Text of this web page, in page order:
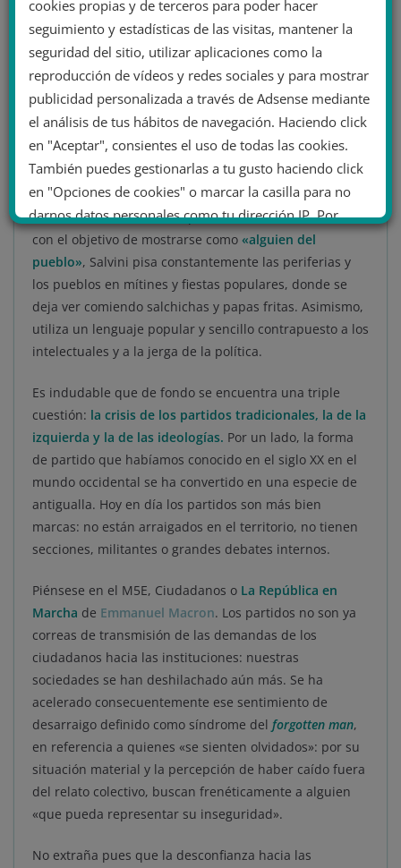
ultraderecha que se apropia de un discurso de
izquierdas para intentar ocupar el vacío dejado por los
partidos progresistas en las últimas tres décadas.
Salvini, Le Pen y también Trump hablan a los llamados
«perdedores de la globalización» y los «olvidados de la
izquierda». El caso del líder de la Liga es emblemático:
además de ser hiperactivo en la propaganda en línea
(es el político europeo con más seguidores en
Facebook), a menudo con posteos sobre su día a día
con el objetivo de mostrarse como «alguien del
pueblo», Salvini pisa constantemente las periferias y
los pueblos en mítines y fiestas populares, donde se
deja ver comiendo salchichas y papas fritas. Asimismo,
utiliza un lenguaje popular y sencillo contrapuesto a los
intelectuales y a la jerga de la política.
Es indudable que de fondo se encuentra una triple
cuestión: la crisis de los partidos tradicionales, la de la
izquierda y la de las ideologías. Por un lado, la forma
de partido que habíamos conocido en el siglo XX en el
mundo occidental se ha convertido en una especie de
antigualla. Hoy en día los partidos son más bien
marcas: no están arraigados en el territorio, no tienen
secciones, militantes o grandes debates internos.
Piénsese en el M5E, Ciudadanos o La República en
Marcha de Emmanuel Macron. Los partidos no son ya
correas de transmisión de las demandas de los
ciudadanos hacia las instituciones: nuestras
sociedades se han deshilachado aún más. Se ha
acelerado consecuentemente ese sentimiento de
desarraigo definido como síndrome del forgotten man,
en referencia a quienes «se sienten olvidados»: por su
situación material y la percepción de haber caído fuera
del relato colectivo, buscan frenéticamente a alguien
«que pueda representar su inseguridad».
No extraña pues que la desconfianza hacia las
cookies propias y de terceros para poder hacer
seguimiento y estadísticas de las visitas, mantener la
seguridad del sitio, utilizar aplicaciones como la
reproducción de vídeos y redes sociales y para mostrar
publicidad personalizada a través de Adsense mediante
el análisis de tus hábitos de navegación. Haciendo click
en "Aceptar", consientes el uso de todas las cookies.
También puedes gestionarlas a tu gusto haciendo click
en "Opciones de cookies" o marcar la casilla para no
darnos datos personales como tu dirección IP. Por
último, puedes leer nuestra Política de cookies.
No dar mi información personal
Opciones de cookies Aceptar cookies
Rechazar cookies Política de cookies